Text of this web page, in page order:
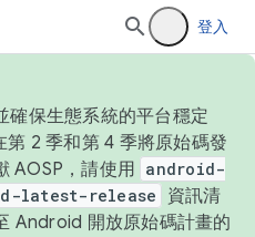
登入
確保生態系統的平台穩定
2 季和第 4 季將原始碼發
AOSP，請使用 android-
latest-release
資訊清
Android 開放原始碼計畫的